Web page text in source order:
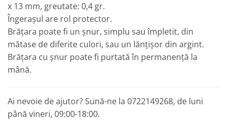
x 13 mm, greutate: 0,4 gr.
Îngerașul are rol protector.
Brățara poate fi un șnur, simplu sau împletit, din
mătase de diferite culori, sau un lănțișor din argint.
Brățara cu șnur poate fi purtată în permanență la
mână.
Ai nevoie de ajutor? Sună-ne la 0722149268, de luni
până vineri, 09:00-18:00.